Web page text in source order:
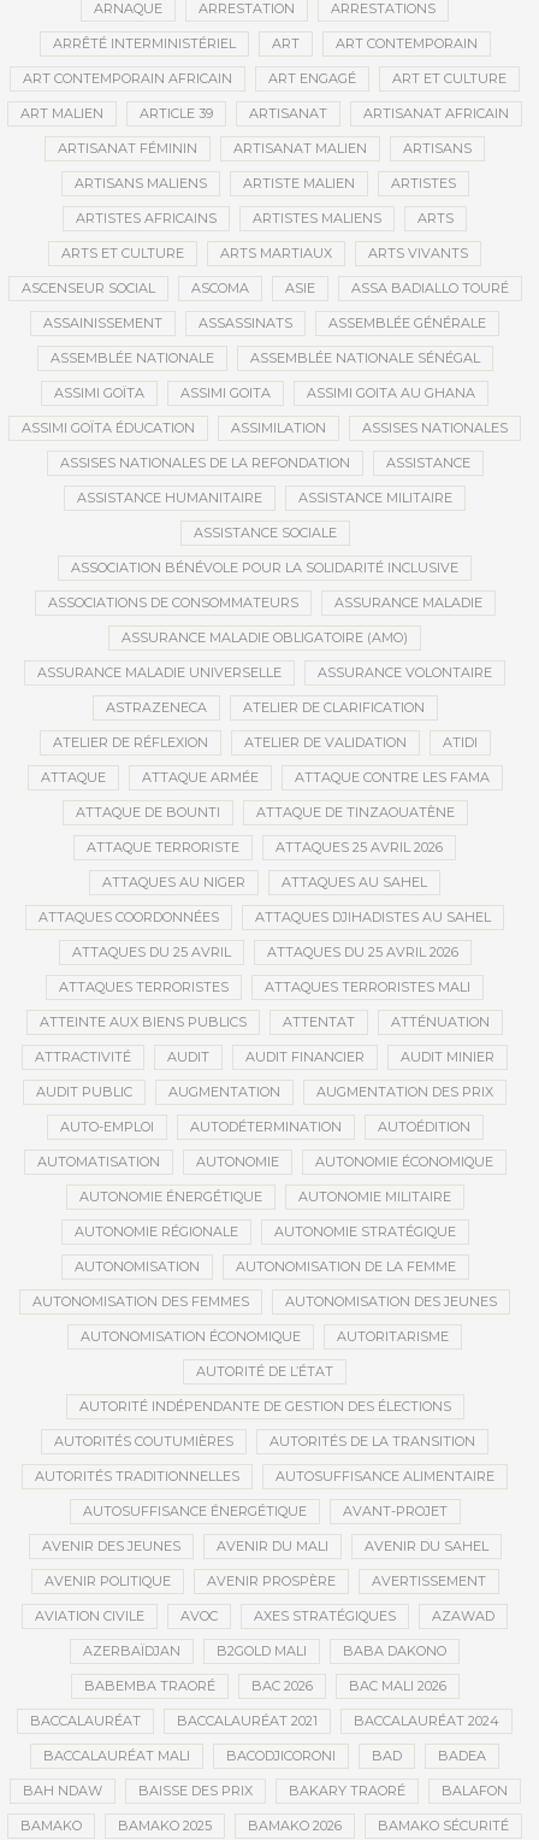
ARNAQUE ARRESTATION ARRESTATIONS
ARRÊTÉ INTERMINISTÉRIEL ART ART CONTEMPORAIN
ART CONTEMPORAIN AFRICAIN ART ENGAGÉ ART ET CULTURE
ART MALIEN ARTICLE 39 ARTISANAT ARTISANAT AFRICAIN
ARTISANAT FÉMININ ARTISANAT MALIEN ARTISANS
ARTISANS MALIENS ARTISTE MALIEN ARTISTES
ARTISTES AFRICAINS ARTISTES MALIENS ARTS
ARTS ET CULTURE ARTS MARTIAUX ARTS VIVANTS
ASCENSEUR SOCIAL ASCOMA ASIE ASSA BADIALLO TOURÉ
ASSAINISSEMENT ASSASSINATS ASSEMBLÉE GÉNÉRALE
ASSEMBLÉE NATIONALE ASSEMBLÉE NATIONALE SÉNÉGAL
ASSIMI GOÏTA ASSIMI GOITA ASSIMI GOITA AU GHANA
ASSIMI GOÏTA ÉDUCATION ASSIMILATION ASSISES NATIONALES
ASSISES NATIONALES DE LA REFONDATION ASSISTANCE
ASSISTANCE HUMANITAIRE ASSISTANCE MILITAIRE
ASSISTANCE SOCIALE
ASSOCIATION BÉNÉVOLE POUR LA SOLIDARITÉ INCLUSIVE
ASSOCIATIONS DE CONSOMMATEURS ASSURANCE MALADIE
ASSURANCE MALADIE OBLIGATOIRE (AMO)
ASSURANCE MALADIE UNIVERSELLE ASSURANCE VOLONTAIRE
ASTRAZENECA ATELIER DE CLARIFICATION
ATELIER DE RÉFLEXION ATELIER DE VALIDATION ATIDI
ATTAQUE ATTAQUE ARMÉE ATTAQUE CONTRE LES FAMA
ATTAQUE DE BOUNTI ATTAQUE DE TINZAOUATÈNE
ATTAQUE TERRORISTE ATTAQUES 25 AVRIL 2026
ATTAQUES AU NIGER ATTAQUES AU SAHEL
ATTAQUES COORDONNÉES ATTAQUES DJIHADISTES AU SAHEL
ATTAQUES DU 25 AVRIL ATTAQUES DU 25 AVRIL 2026
ATTAQUES TERRORISTES ATTAQUES TERRORISTES MALI
ATTEINTE AUX BIENS PUBLICS ATTENTAT ATTÉNUATION
ATTRACTIVITÉ AUDIT AUDIT FINANCIER AUDIT MINIER
AUDIT PUBLIC AUGMENTATION AUGMENTATION DES PRIX
AUTO-EMPLOI AUTODÉTERMINATION AUTOÉDITION
AUTOMATISATION AUTONOMIE AUTONOMIE ÉCONOMIQUE
AUTONOMIE ÉNERGÉTIQUE AUTONOMIE MILITAIRE
AUTONOMIE RÉGIONALE AUTONOMIE STRATÉGIQUE
AUTONOMISATION AUTONOMISATION DE LA FEMME
AUTONOMISATION DES FEMMES AUTONOMISATION DES JEUNES
AUTONOMISATION ÉCONOMIQUE AUTORITARISME
AUTORITÉ DE L’ÉTAT
AUTORITÉ INDÉPENDANTE DE GESTION DES ÉLECTIONS
AUTORITÉS COUTUMIÈRES AUTORITÉS DE LA TRANSITION
AUTORITÉS TRADITIONNELLES AUTOSUFFISANCE ALIMENTAIRE
AUTOSUFFISANCE ÉNERGÉTIQUE AVANT-PROJET
AVENIR DES JEUNES AVENIR DU MALI AVENIR DU SAHEL
AVENIR POLITIQUE AVENIR PROSPÈRE AVERTISSEMENT
AVIATION CIVILE AVOC AXES STRATÉGIQUES AZAWAD
AZERBAÏDJAN B2GOLD MALI BABA DAKONO
BABEMBA TRAORÉ BAC 2026 BAC MALI 2026
BACCALAURÉAT BACCALAURÉAT 2021 BACCALAURÉAT 2024
BACCALAURÉAT MALI BACODJICORONI BAD BADEA
BAH NDAW BAISSE DES PRIX BAKARY TRAORÉ BALAFON
BAMAKO BAMAKO 2025 BAMAKO 2026 BAMAKO SÉCURITÉ